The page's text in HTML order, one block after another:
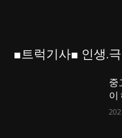
■트럭기사■ 인생.
중
이